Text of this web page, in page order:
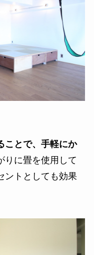
ことで、手軽にか
りに畳を使用して
ントとしても効果